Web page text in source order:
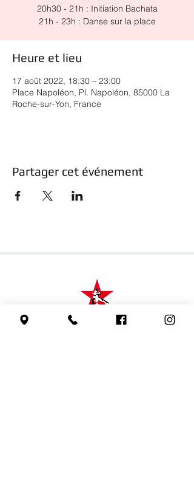
20h30 - 21h : Initiation Bachata
21h - 23h : Danse sur la place
Heure et lieu
17 août 2022, 18:30 – 23:00
Place Napoléon, Pl. Napoléon, 85000 La
Roche-sur-Yon, France
Partager cet événement